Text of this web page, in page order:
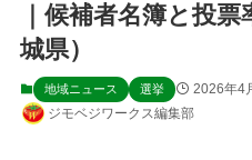
｜候補者名簿と投
城県）
地域ニュース 選挙 2026年4
ジモベジワークス編集部